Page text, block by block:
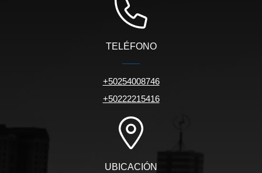
TELÉFONO
+50254008746
+50222215416
UBICACIÓN